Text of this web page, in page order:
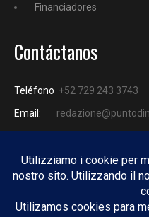
Financiadores
Contáctanos
Teléfono +52 729 243 3743
Email: